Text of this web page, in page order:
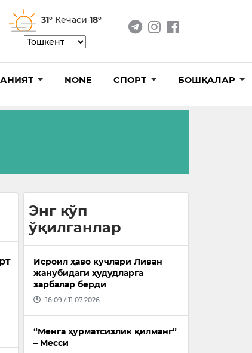
31° Кечаси 18°
NONE СПОРТ БОШҚАЛАР
Энг кўп
ўқилганлар
Исроил ҳаво кучлари Ливан
жанубидаги ҳудудларга
зарбалар берди
16:09 / 11.07.2026
“Менга ҳурматсизлик қилманг”
– Месси